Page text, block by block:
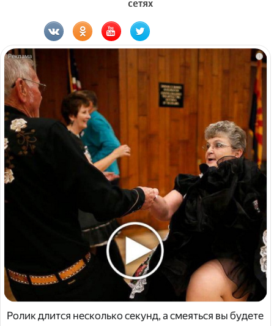
сетях
i
Ролик длится несколько секунд, а смеяться вы будете